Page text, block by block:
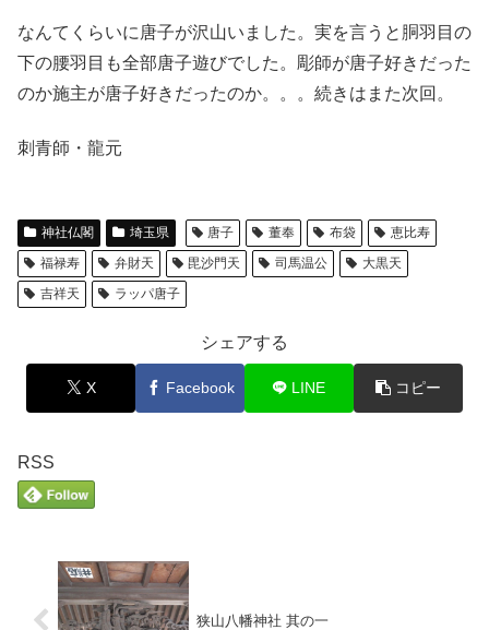
なんてくらいに唐子が沢山いました。実を言うと胴羽目の
下の腰羽目も全部唐子遊びでした。彫師が唐子好きだった
のか施主が唐子好きだったのか。。。続きはまた次回。
刺青師・龍元
神社仏閣 埼玉県 唐子 董奉 布袋
恵比寿
福禄寿
弁財天 毘沙門天 司馬温公
大黒天
吉祥天
ラッパ唐子
シェアする
X Facebook LINE コピー
RSS
狭山八幡神社 其の一